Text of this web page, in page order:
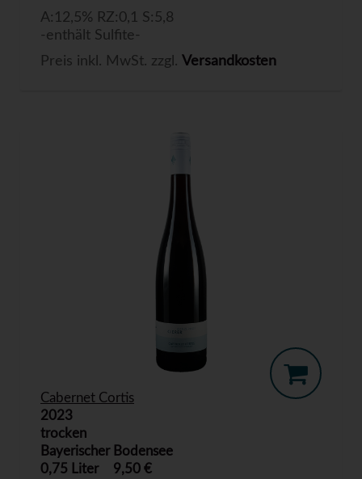
A:12,5% RZ:0,1 S:5,8
-enthält Sulfite-
Preis inkl. MwSt. zzgl. Versandkosten
Cabernet Cortis
2023
trocken
Bayerischer Bodensee
0,75 Liter
9,50 €